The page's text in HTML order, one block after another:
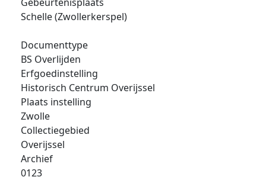
Schelle (Zwollerkerspel)
Documenttype
BS Overlijden
Erfgoedinstelling
Historisch Centrum Overijssel
Plaats instelling
Zwolle
Collectiegebied
Overijssel
Archief
0123